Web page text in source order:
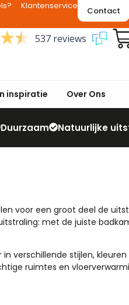
Klantenservice Contact
537 reviews
inspiratie Over Ons
Duurzaam Natuurlijke
voor een groot deel de
met de juiste
verschillende stijlen,
ruimtes en